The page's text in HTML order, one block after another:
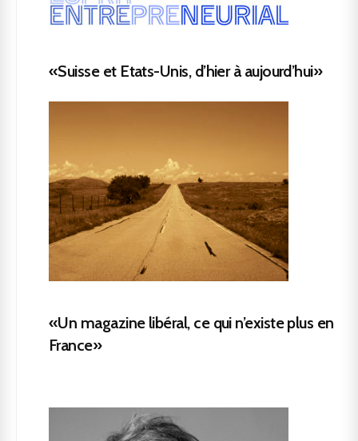
«Suisse et Etats-Unis, d’hier à aujourd’hui»
«Un magazine libéral, ce qui n’existe plus en
France»